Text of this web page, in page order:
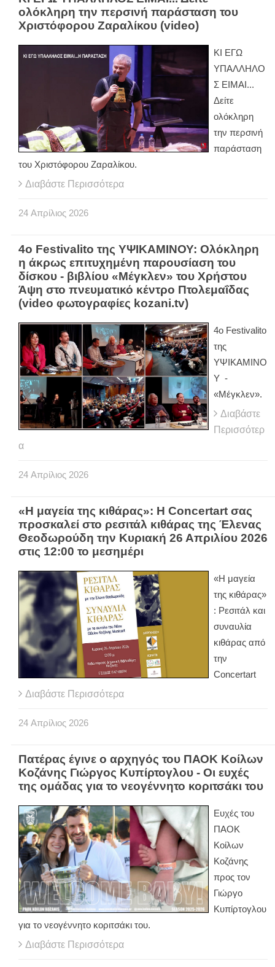
ολόκληρη την περσινή παράσταση του
Χριστόφορου Ζαραλίκου (video)
ΚΙ ΕΓΩ
ΥΠΑΛΛΗΛΟ
Σ ΕΙΜΑΙ...
Δείτε
ολόκληρη
την περσινή
παράσταση
του Χριστόφορου Ζαραλίκου.
Διαβάστε Περισσότερα
24 Απρίλιος 2026
4ο Festivalito της ΥΨΙΚΑΜΙΝΟΥ: Ολόκληρη
η άκρως επιτυχημένη παρουσίαση του
δίσκου - βιβλίου «Μέγκλεν» του Χρήστου
Άψη στο πνευματικό κέντρο Πτολεμαΐδας
(video φωτογραφίες kozani.tv)
4ο Festivalito
της
ΥΨΙΚΑΜΙΝΟ
Υ -
«Μέγκλεν».
Διαβάστε
Περισσότερ
α
24 Απρίλιος 2026
«Η μαγεία της κιθάρας»: Η Concertart σας
προσκαλεί στο ρεσιτάλ κιθάρας της Έλενας
Θεοδωρούδη την Κυριακή 26 Απριλίου 2026
στις 12:00 το μεσημέρι
«Η μαγεία
της κιθάρας»
: Ρεσιτάλ και
συναυλία
κιθάρας από
την
Concertart
Διαβάστε Περισσότερα
24 Απρίλιος 2026
Πατέρας έγινε ο αρχηγός του ΠΑΟΚ Κοίλων
Κοζάνης Γιώργος Κυπίρτογλου - Οι ευχές
της ομάδας για το νεογέννητο κοριτσάκι του
Ευχές του
ΠΑΟΚ
Κοίλων
Κοζάνης
προς τον
Γιώργο
Κυπίρτογλου
για το νεογέννητο κοριτσάκι του.
Διαβάστε Περισσότερα